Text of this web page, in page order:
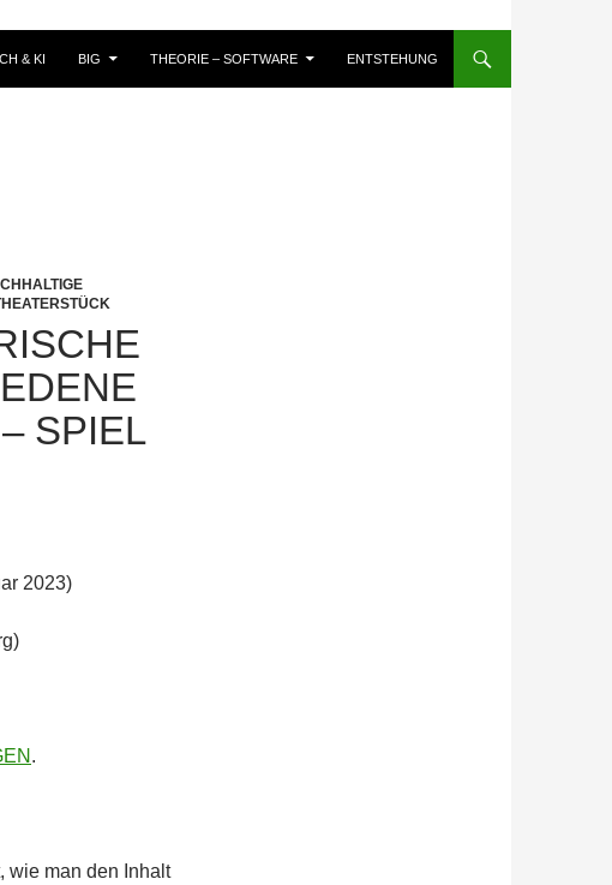
& KI BIG THEORIE – SOFTWARE ENTSTEHUNG
SPIEL
2023)
.
wie man den Inhalt